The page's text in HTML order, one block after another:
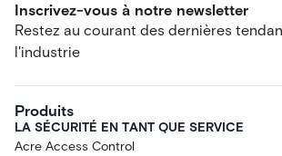
Inscrivez-vous à notre newsletter
Restez au courant des dernières
l'industrie
Produits
LA SÉCURITÉ EN TANT QUE SERVICE
Acre Access Control